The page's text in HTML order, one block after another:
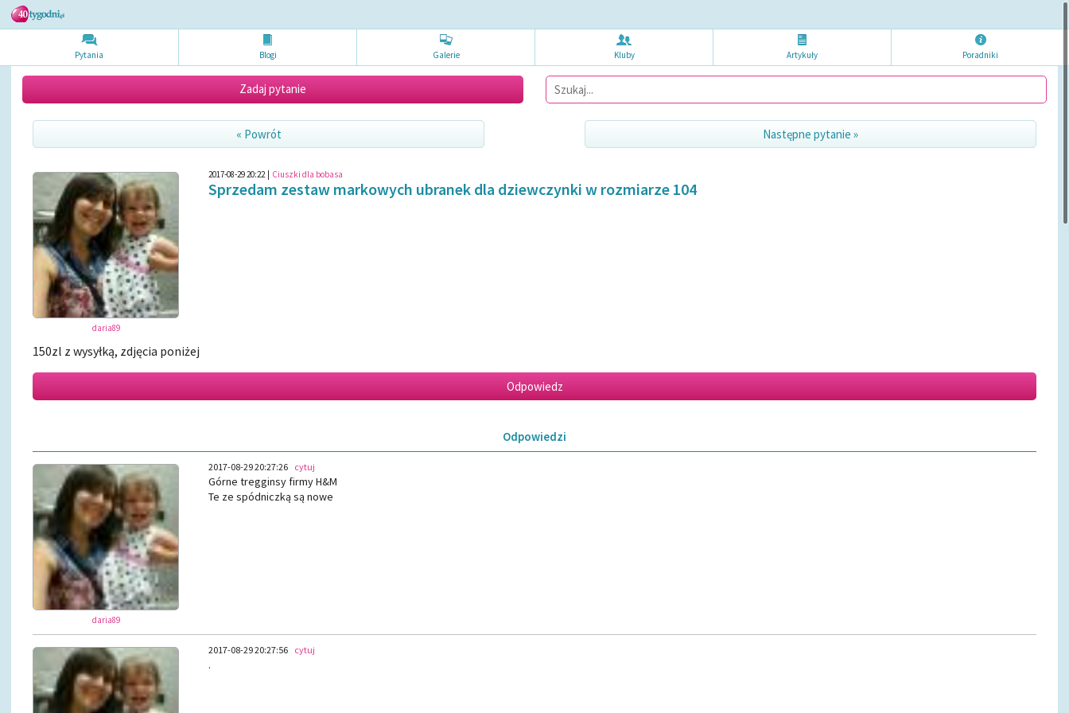
Pytania Blogi Galerie Kluby Artykuły Poradniki
Zadaj pytanie
« Powrót Następne pytanie »
daria89
2017-08-29 20:22 Ciuszki dla bobasa
Sprzedam zestaw markowych ubranek dla dziewczynki w rozmiarze 104
150zl z wysyłką, zdjęcia poniżej
Odpowiedzi
daria89
2017-08-29 20:27:26 cytuj
Górne tregginsy firmy H&M
Te ze spódniczką są nowe
2017-08-29 20:27:56 cytuj
.